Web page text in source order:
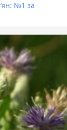
№1 за